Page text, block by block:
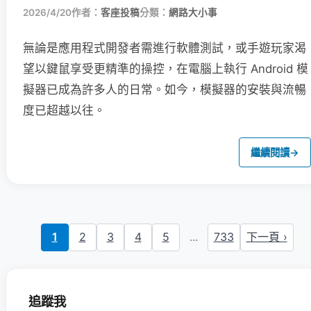
2026/4/20作者： 客座投稿分類： 網路大小事
無論是應用程式開發者需進行軟體測試，或手遊玩家渴
望以鍵鼠享受更精準的操控，在電腦上執行 Android 模
擬器已成為許多人的日常。如今，模擬器的安裝與流暢
度已超越以往。
繼續閱讀→
1 2 3 4 5 ... 733 下一頁 ›
追蹤我